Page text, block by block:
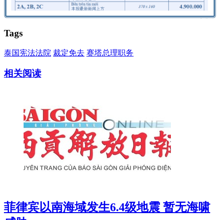
Tags
泰国宪法法院 裁定免去 赛塔总理职务
相关阅读
菲律宾以南海域发生6.4级地震 暂无海啸